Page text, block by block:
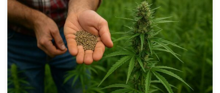
Cannabis sativa – naturalne źródło energii, ekologii i równowagi
Cannabis sativa (konopie siewne) od wieków stanowi filar
cywilizacji, gospodarki i kultury. Jej biologia to wzorcowe
połączenie funkcjonalności z harmonią natury: z jednej rośliny
człowiek wytwarza tkaniny, kompozyty, oleje, żywność, a nawet
materiały dla zielonej energetyki – bez dewastacji środowiska.
Współczesna […]